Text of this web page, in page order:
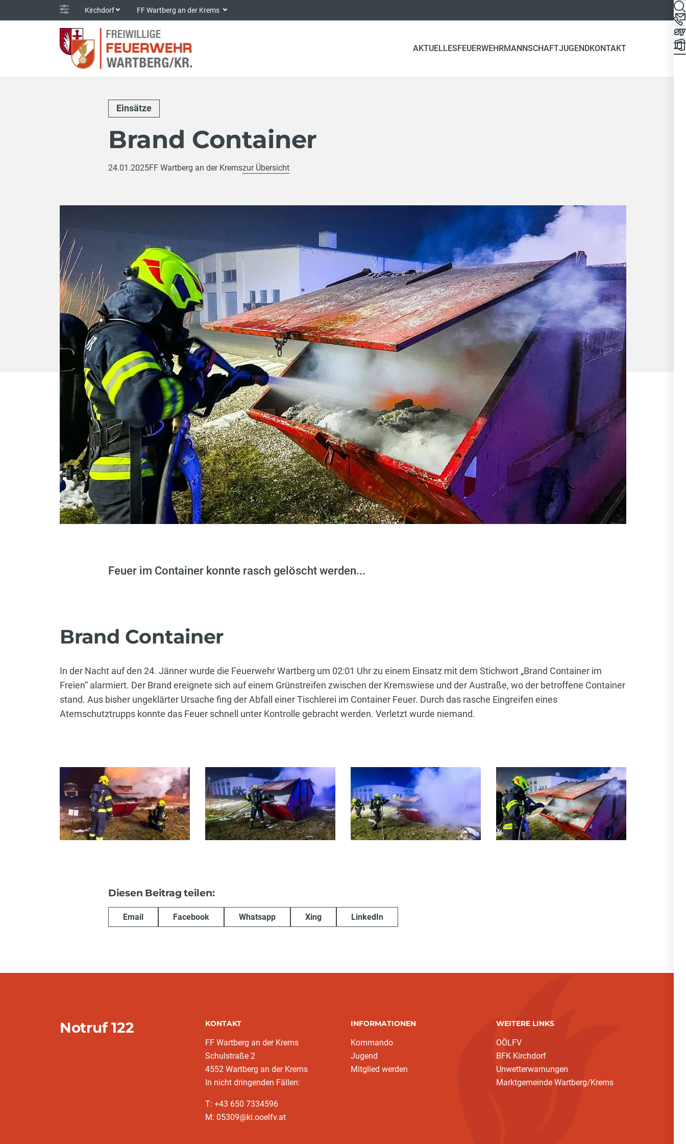
Kirchdorf FF Wartberg an der Krems
AKTUELLESFEUERWEHRMANNSCHAFTJUGENDKONTAKT
Einsätze
Brand Container
24.01.2025FF Wartberg an der Kremszur Übersicht
Feuer im Container konnte rasch gelöscht werden...
Brand Container
In der Nacht auf den 24. Jänner wurde die Feuerwehr Wartberg um 02:01 Uhr zu einem Einsatz mit dem Stichwort „Brand Container im
Freien“ alarmiert. Der Brand ereignete sich auf einem Grünstreifen zwischen der Kremswiese und der Austraße, wo der betroffene Container
stand. Aus bisher ungeklärter Ursache fing der Abfall einer Tischlerei im Container Feuer. Durch das rasche Eingreifen eines
Atemschutztrupps konnte das Feuer schnell unter Kontrolle gebracht werden. Verletzt wurde niemand.
Diesen Beitrag teilen:
Email Facebook Whatsapp Xing LinkedIn
Notruf 122 KONTAKT
FF Wartberg an der Krems
Schulstraße 2
4552 Wartberg an der Krems
In nicht dringenden Fällen:
T: +43 650 7334596
M: 05309@ki.ooelfv.at
INFORMATIONEN
Kommando
Jugend
Mitglied werden
WEITERE LINKS
OÖLFV
BFK Kirchdorf
Unwetterwarnungen
Marktgemeinde Wartberg/Krems